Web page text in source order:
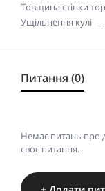
Товщина стінки
Ущільнення кулі
Питання (0)
Немає питань про
своє питання.